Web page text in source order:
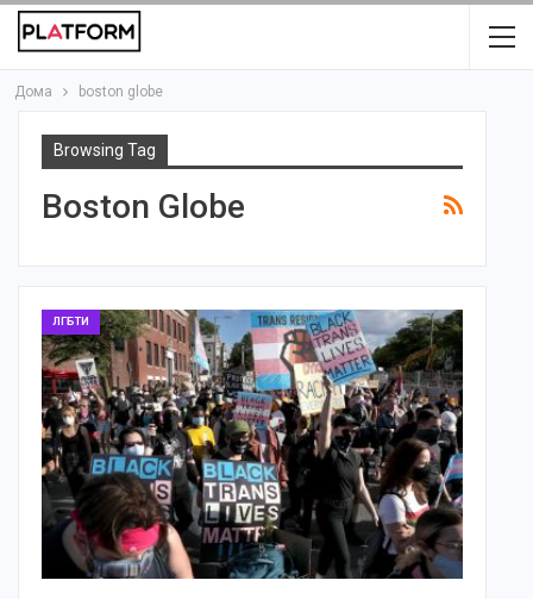
Дома boston globe
Browsing Tag
Boston Globe
ЛГБТИ